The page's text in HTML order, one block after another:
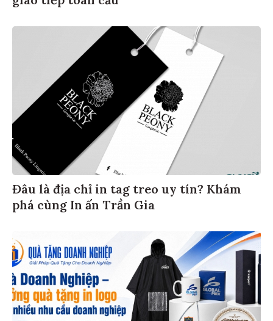
Đâu là địa chỉ in tag treo uy tín? Khám
phá cùng In ấn Trần Gia